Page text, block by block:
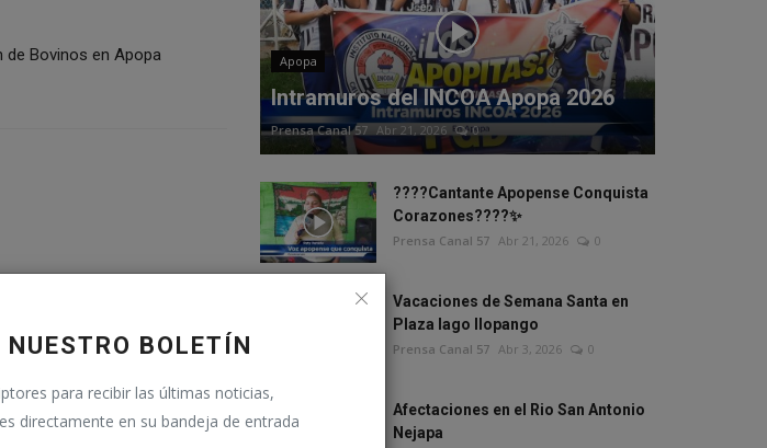
BOLETÍN
para recibir las últimas noticias,
directamente en su bandeja de entrada
de Bovinos en Apopa Apopa
Intramuros del INCOA Apopa 2026
Prensa Canal 57 Abr 21, 2026 0
????Cantante Apopense Conquista
Corazones????✨
Prensa Canal 57 Abr 21, 2026 0
Vacaciones de Semana Santa en
Plaza lago Ilopango
Prensa Canal 57 Abr 3, 2026 0
Afectaciones en el Rio San Antonio
Nejapa